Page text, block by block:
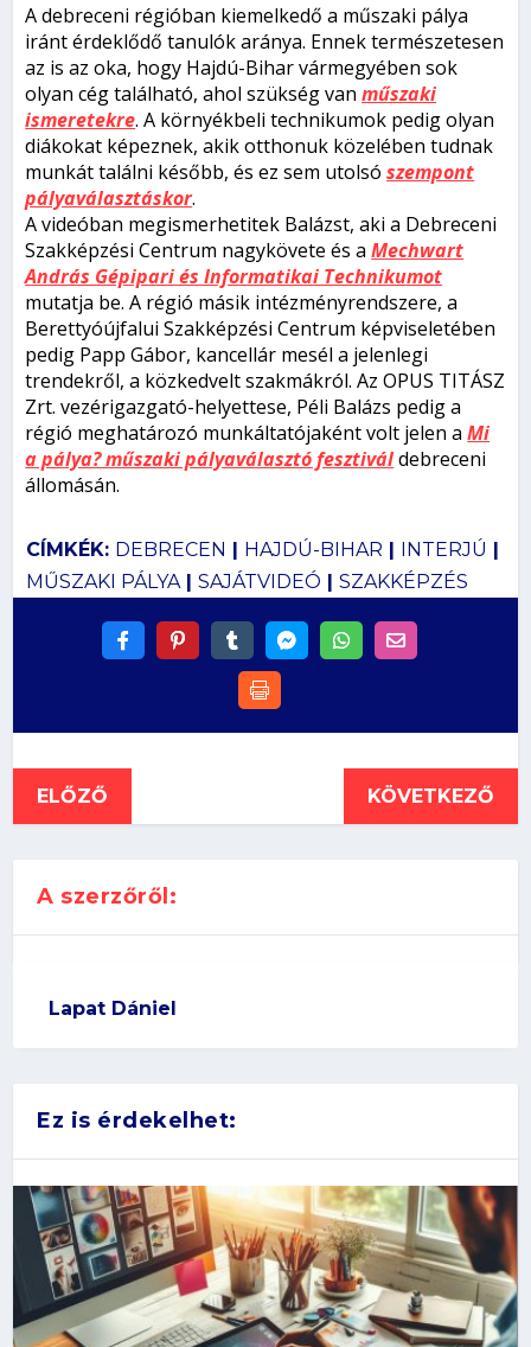
A debreceni régióban kiemelkedő a műszaki pálya
iránt érdeklődő tanulók aránya. Ennek természetesen
az is az oka, hogy Hajdú-Bihar vármegyében sok
olyan cég található, ahol szükség vanműszaki
ismeretekre. A környékbeli technikumok pedig olyan
diákokat képeznek, akik otthonuk közelében tudnak
munkát találni később, és ez sem utolsószempont
pályaválasztáskor.
A videóban megismerhetitek Balázst, aki a Debreceni
Szakképzési Centrum nagykövete és aMechwart
András Gépipari és Informatikai Technikumot
mutatja be. A régió másik intézményrendszere, a
Berettyóújfalui Szakképzési Centrum képviseletében
pedig Papp Gábor, kancellár mesél a jelenlegi
trendekről, a közkedvelt szakmákról. Az OPUS TITÁSZ
Zrt. vezérigazgató-helyettese, Péli Balázs pedig a
régió meghatározó munkáltatójaként volt jelen aMi
a pálya? műszaki pályaválasztó fesztiváldebreceni
állomásán.
CÍMKÉK: DEBRECEN | HAJDÚ-BIHAR | INTERJÚ |
MŰSZAKI PÁLYA| SAJÁTVIDEÓ | SZAKKÉPZÉS
ELŐZŐ KÖVETKEZŐ
A szerzőről:
Lapat Dániel
Ez is érdekelhet: